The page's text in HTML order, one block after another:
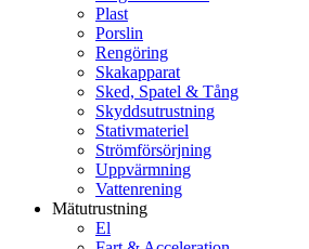
Plast
Porslin
Rengöring
Skakapparat
Sked, Spatel & Tång
Skyddsutrustning
Stativmateriel
Strömförsörjning
Uppvärmning
Vattenrening
Mätutrustning
El